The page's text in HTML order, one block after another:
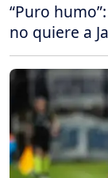
“Puro
no quiere a